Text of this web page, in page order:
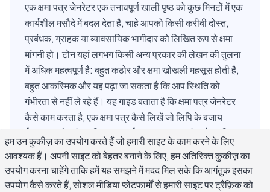
एक क्षमा पत्र जेनरेटर एक तनावपूर्ण खाली पृष्ठ को कुछ मिनटों में एक
कार्यशील मसौदे में बदल देता है, चाहे आपको किसी करीबी दोस्त,
प्रबंधक, ग्राहक या व्यावसायिक भागीदार को लिखित रूप से क्षमा
मांगनी हो। टोन यहां लगभग किसी अन्य प्रकार की लेखन की तुलना
में अधिक महत्वपूर्ण है: बहुत कठोर और क्षमा खोखली महसूस होती है,
बहुत आकस्मिक और यह पढ़ा जा सकता है कि आप स्थिति को
गंभीरता से नहीं ले रहे हैं। यह गाइड बताता है कि क्षमा पत्र जेनरेटर
कैसे काम करता है, एक क्षमा पत्र कैसे लिखें जो लिपि के बजाय
ईमानदार लगे, और व्यक्तिगत, कार्य स्थान, ग्राहक और औपचारिक
स्थितियों में दृष्टिकोण कैसे बदलता है, प्रत्येक के लिए उदाहरणों के
साथ।
हम उन कुकीज़ का उपयोग करते हैं जो हमारी साइट के काम करने के लिए
आवश्यक हैं। अपनी साइट को बेहतर बनाने के लिए, हम अतिरिक्त कुकीज़ का
उपयोग करना चाहेंगे ताकि हमें यह समझने में मदद मिल सके कि आगंतुक इसका
उपयोग कैसे करते हैं, सोशल मीडिया प्लेटफार्मों से हमारी साइट पर ट्रैफ़िक को